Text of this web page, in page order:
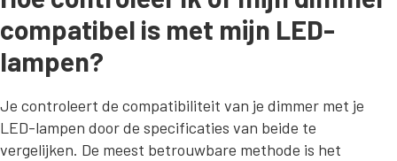
compatibel is met mijn LED-
lampen?
Je controleert de compatibiliteit van je dimmer met je
LED-lampen door de specificaties van beide te
vergelijken. De meest betrouwbare methode is het